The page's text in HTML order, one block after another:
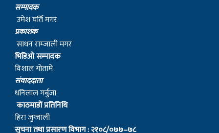
सम्पादक
उमेश घर्ति मगर
प्रकाशक
साधन राम्जाली मगर
भिडिओ सम्पादक
विशाल गोतामे
स‌ंवाददाता
धनिलाल गर्बुजा
काठमाडाैं प्रतिनिधि
हिरा जुग्जाली
सुचना तथा प्रसारण विभाग : २१०८/०७७–७८